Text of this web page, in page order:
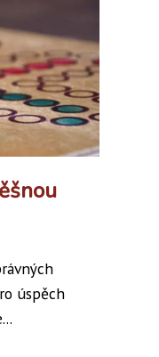
úspěch